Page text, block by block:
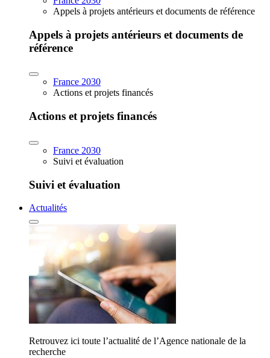
Appels à projets antérieurs et documents de référence
Appels à projets antérieurs et documents de
référence
France 2030
Actions et projets financés
Actions et projets financés
France 2030
Suivi et évaluation
Suivi et évaluation
Actualités
Retrouvez ici toute l’actualité de l’Agence nationale de la
recherche